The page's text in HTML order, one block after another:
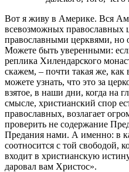
Вот я живу в Америке. Вся
всевозможных православных
православными церквями, но
Можете быть уверенными:
реплика Хилендарского
скажем, – почти такая же, как
можете узнать, что это за
взятое, в наши дни, когда на
смысле, христианский спор
православных, возлагает
проверить не содержание
Предания нами. А именно: в
соотносится с той свободой,
входит в христианскую
даровал вам Христос».